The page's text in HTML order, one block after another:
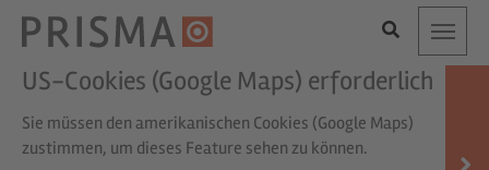
US-Cookies (Google Maps) erforderlich
Sie müssen den amerikanischen Cookies (Google Maps)
zustimmen, um dieses Feature sehen zu können.